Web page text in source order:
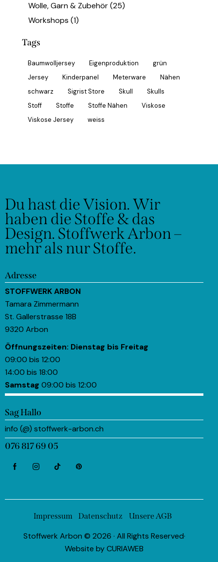
Wolle, Garn & Zubehör (25)
Workshops (1)
Tags
Baumwolljersey Eigenproduktion
grün
Jersey
Kinderpanel Meterware
Nähen
schwarz
Sigrist Store Skull
Skulls
Stoff
Stoffe Stoffe Nähen
Viskose
Viskose Jersey
weiss
Du hast die Vision.Wir
haben die Stoffe & das
Design. Stoffwerk Arbon –
mehr als nur Stoffe.
Adresse
STOFFWERK ARBON
Tamara Zimmermann
St. Gallerstrasse 18B
9320 Arbon
Öffnungszeiten: Dienstag bis Freitag
09:00 bis 12:00
14:00 bis 18:00
Samstag 09:00 bis 12:00
Sag Hallo
info (@) stoffwerk-arbon.ch
076 817 69 05
Impressum Datenschutz Unsere AGB
Stoffwerk Arbon © 2026 · All Rights Reserved·
Website byCURIAWEB